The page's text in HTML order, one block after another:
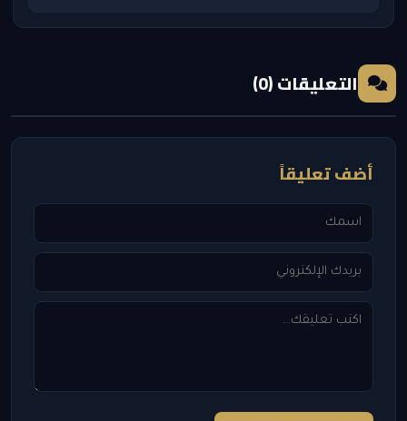
التعليقات (0)
أضف تعليقاً